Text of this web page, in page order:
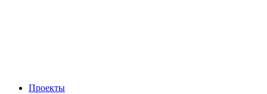
Проекты